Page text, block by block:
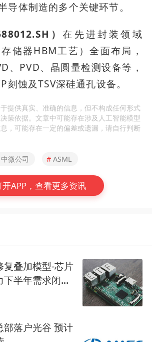
导体制造的多个关键环节。
）在先进封装领域
存储器HBM工艺）全面布局，
、PVD、晶圆量检测设备等，
刻蚀及TSV深硅通孔设备。
提供真实、准确的信息，但不构成任何形式
策依据。文章中可能存在涉及人工智能模型
，可能存在一定的偏差或遗漏，请自行判断
中微公司 # ASML
开APP，查看更多资讯
复叠加模型-芯片
半年需求闭环
部落户光谷 预计